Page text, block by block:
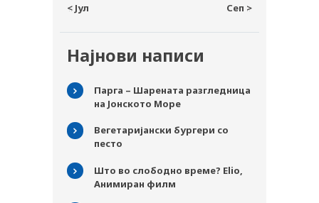
« Јул Сеп »
Најнови написи
Парга – Шарената разгледница
на Јонското Море
Вегетаријански бургери со
песто
Што во слободно време? Elio,
Анимиран филм